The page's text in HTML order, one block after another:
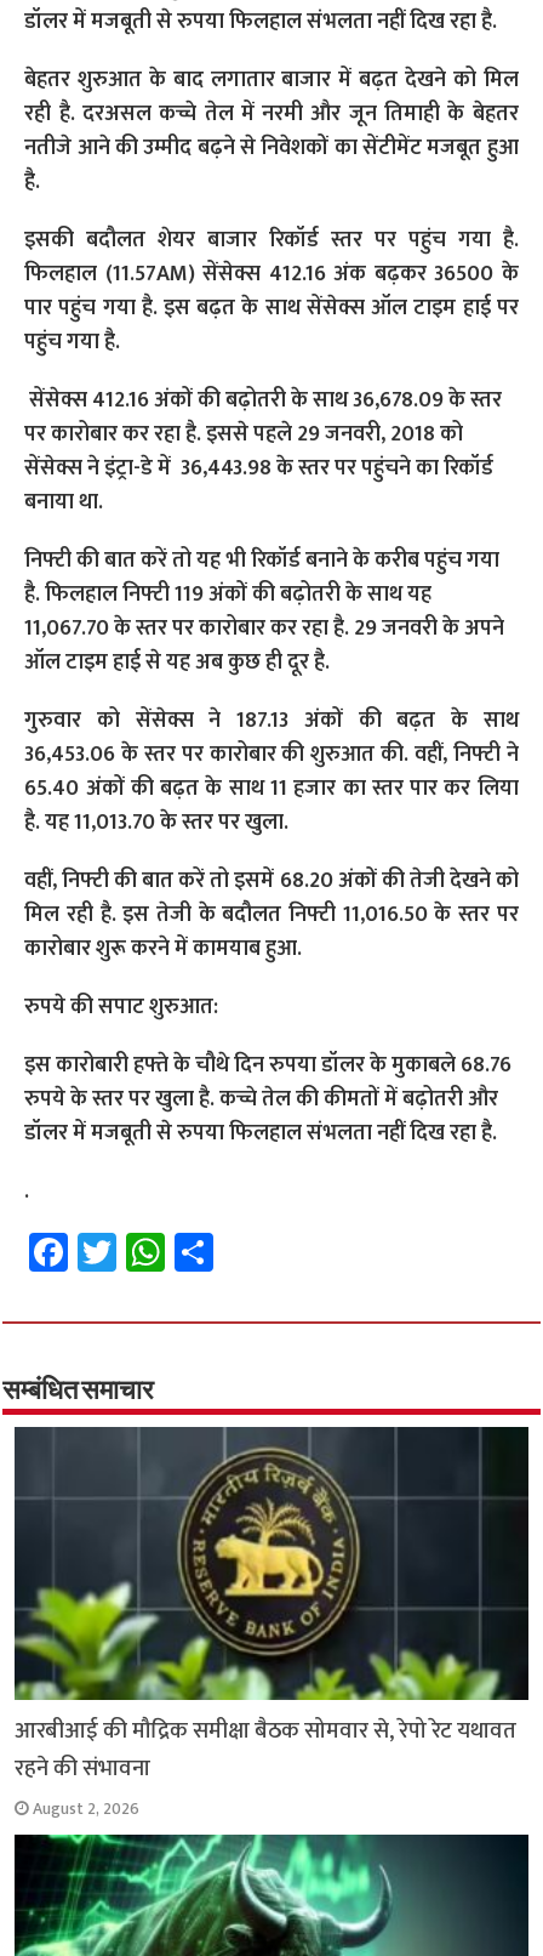
बेहतर शुरुआत के बाद लगातार बाजार में बढ़त देखने को मिल
रही है. दरअसल कच्चे तेल में नरमी और जून तिमाही के बेहतर
नतीजे आने की उम्मीद बढ़ने से निवेशकों का सेंटीमेंट मजबूत हुआ
है.
इसकी बदौलत शेयर बाजार रिकॉर्ड स्तर पर पहुंच गया है.
फिलहाल (11.57AM) सेंसेक्स 412.16 अंक बढ़कर 36500 के
पार पहुंच गया है. इस बढ़त के साथ सेंसेक्स ऑल टाइम हाई पर
पहुंच गया है.
सेंसेक्स 412.16 अंकों की बढ़ोतरी के साथ 36,678.09 के स्तर
पर कारोबार कर रहा है. इससे पहले 29 जनवरी, 2018 को
सेंसेक्स ने इंट्रा-डे में 36,443.98 के स्तर पर पहुंचने का रिकॉर्ड
बनाया था.
निफ्टी की बात करें तो यह भी रिकॉर्ड बनाने के करीब पहुंच गया
है. फिलहाल निफ्टी 119 अंकों की बढ़ोतरी के साथ यह
11,067.70 के स्तर पर कारोबार कर रहा है. 29 जनवरी के अपने
ऑल टाइम हाई से यह अब कुछ ही दूर है.
गुरुवार को सेंसेक्स ने 187.13 अंकों की बढ़त के साथ
36,453.06 के स्तर पर कारोबार की शुरुआत की. वहीं, निफ्टी ने
65.40 अंकों की बढ़त के साथ 11 हजार का स्तर पार कर लिया
है. यह 11,013.70 के स्तर पर खुला.
वहीं, निफ्टी की बात करें तो इसमें 68.20 अंकों की तेजी देखने को
मिल रही है. इस तेजी के बदौलत निफ्टी 11,016.50 के स्तर पर
कारोबार शुरू करने में कामयाब हुआ.
रुपये की सपाट शुरुआत:
इस कारोबारी हफ्ते के चौथे दिन रुपया डॉलर के मुकाबले 68.76
रुपये के स्तर पर खुला है. कच्चे तेल की कीमतों में बढ़ोतरी और
डॉलर में मजबूती से रुपया फिलहाल संभलता नहीं दिख रहा है.
.
Fa
ce
b
o
o
k
T
wi
tt
er
W
h
at
p
p
ar
सम्बंधित समाचार
आरबीआई की मौद्रिक समीक्षा बैठक सोमवार से, रेपो रेट यथावत
रहने की संभावना
August 2, 2026